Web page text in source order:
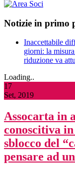
Notizie in primo
Inaccettabile
giorni: la
riduzione va
Loading..
17
Set, 2019
Assocarta in
conoscitiva
sblocco del
pensare ad